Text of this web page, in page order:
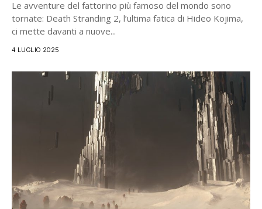
Le avventure del fattorino più famoso del mondo sono
tornate: Death Stranding 2, l’ultima fatica di Hideo Kojima,
ci mette davanti a nuove...
4 LUGLIO 2025